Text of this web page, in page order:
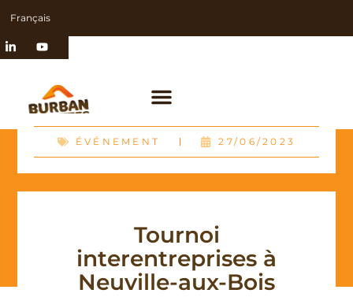
Français
ÉVÉNEMENT 27/06/2023
Tournoi
interentreprises à
Neuville-aux-Bois